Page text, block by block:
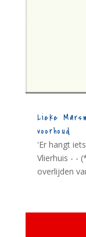
Lieke
voorhoud
'Er hangt
Vlierhuis - -
overlijden